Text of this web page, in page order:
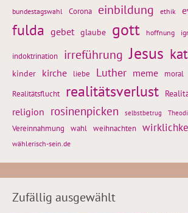
bundestagswahl Corona einbildung ethik
fulda gebet glaube gott hoffnung
indoktrination irreführung Jesus
kinder kirche liebe Luther meme moral
Realitätsflucht realitätsverlust
religion rosinenpicken selbstbetrug
Vereinnahmung wahl weihnachten
wählerisch-sein.de
Zufällig ausgewählt